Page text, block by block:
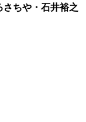
ちや・石井裕之